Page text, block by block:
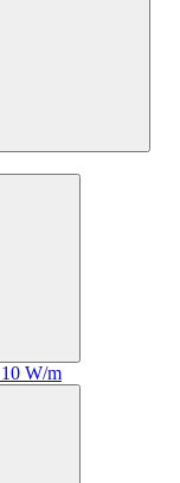
W/m